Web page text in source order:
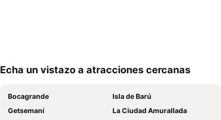
Echa un vistazo a atracciones cercanas
Bocagrande
Isla de Barú
Getsemaní
La Ciudad Amurallada